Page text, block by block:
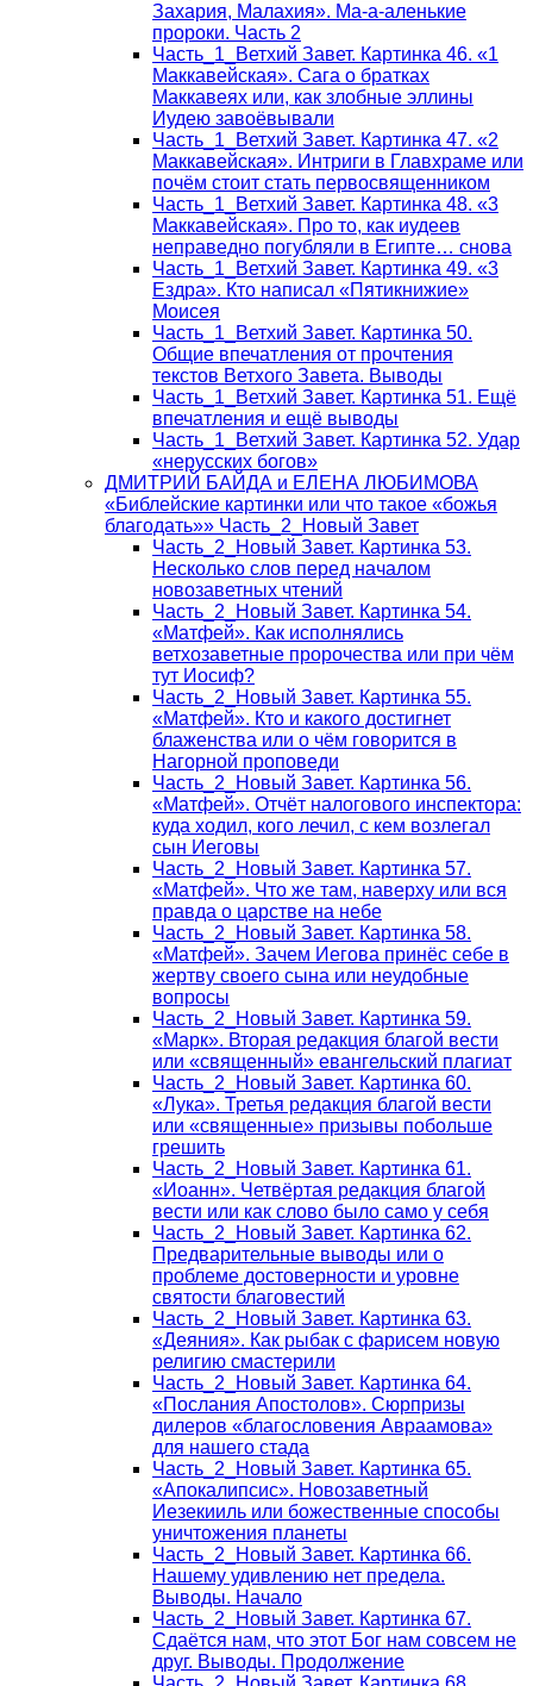
Захария, Малахия». Ма-а-аленькие
пророки. Часть 2
Часть_1_Ветхий Завет. Картинка 46. «1
Маккавейская». Сага о братках
Маккавеях или, как злобные эллины
Иудею завоёвывали
Часть_1_Ветхий Завет. Картинка 47. «2
Маккавейская». Интриги в Главхраме или
почём стоит стать первосвященником
Часть_1_Ветхий Завет. Картинка 48. «3
Маккавейская». Про то, как иудеев
неправедно погубляли в Египте… снова
Часть_1_Ветхий Завет. Картинка 49. «3
Ездра». Кто написал «Пятикнижие»
Моисея
Часть_1_Ветхий Завет. Картинка 50.
Общие впечатления от прочтения
текстов Ветхого Завета. Выводы
Часть_1_Ветхий Завет. Картинка 51. Ещё
впечатления и ещё выводы
Часть_1_Ветхий Завет. Картинка 52. Удар
«нерусских богов»
ДМИТРИЙ БАЙДА и ЕЛЕНА ЛЮБИМОВА
«Библейские картинки или что такое «божья
благодать»» Часть_2_Новый Завет
Часть_2_Новый Завет. Картинка 53.
Несколько слов перед началом
новозаветных чтений
Часть_2_Новый Завет. Картинка 54.
«Матфей». Как исполнялись
ветхозаветные пророчества или при чём
тут Иосиф?
Часть_2_Новый Завет. Картинка 55.
«Матфей». Кто и какого достигнет
блаженства или о чём говорится в
Нагорной проповеди
Часть_2_Новый Завет. Картинка 56.
«Матфей». Отчёт налогового инспектора:
куда ходил, кого лечил, с кем возлегал
сын Иеговы
Часть_2_Новый Завет. Картинка 57.
«Матфей». Что же там, наверху или вся
правда о царстве на небе
Часть_2_Новый Завет. Картинка 58.
«Матфей». Зачем Иегова принёс себе в
жертву своего сына или неудобные
вопросы
Часть_2_Новый Завет. Картинка 59.
«Марк». Вторая редакция благой вести
или «священный» евангельский плагиат
Часть_2_Новый Завет. Картинка 60.
«Лука». Третья редакция благой вести
или «священные» призывы побольше
грешить
Часть_2_Новый Завет. Картинка 61.
«Иоанн». Четвёртая редакция благой
вести или как слово было само у себя
Часть_2_Новый Завет. Картинка 62.
Предварительные выводы или о
проблеме достоверности и уровне
святости благовестий
Часть_2_Новый Завет. Картинка 63.
«Деяния». Как рыбак с фарисем новую
религию смастерили
Часть_2_Новый Завет. Картинка 64.
«Послания Апостолов». Сюрпризы
дилеров «благословения Авраамова»
для нашего стада
Часть_2_Новый Завет. Картинка 65.
«Апокалипсис». Новозаветный
Иезекииль или божественные способы
уничтожения планеты
Часть_2_Новый Завет. Картинка 66.
Нашему удивлению нет предела.
Выводы. Начало
Часть_2_Новый Завет. Картинка 67.
Сдаётся нам, что этот Бог нам совсем не
друг. Выводы. Продолжение